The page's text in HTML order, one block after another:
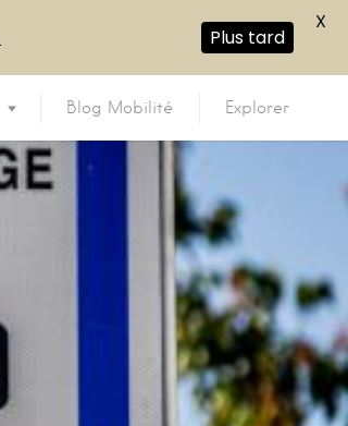
Blog Mobilité Explorer
Plus tard
X